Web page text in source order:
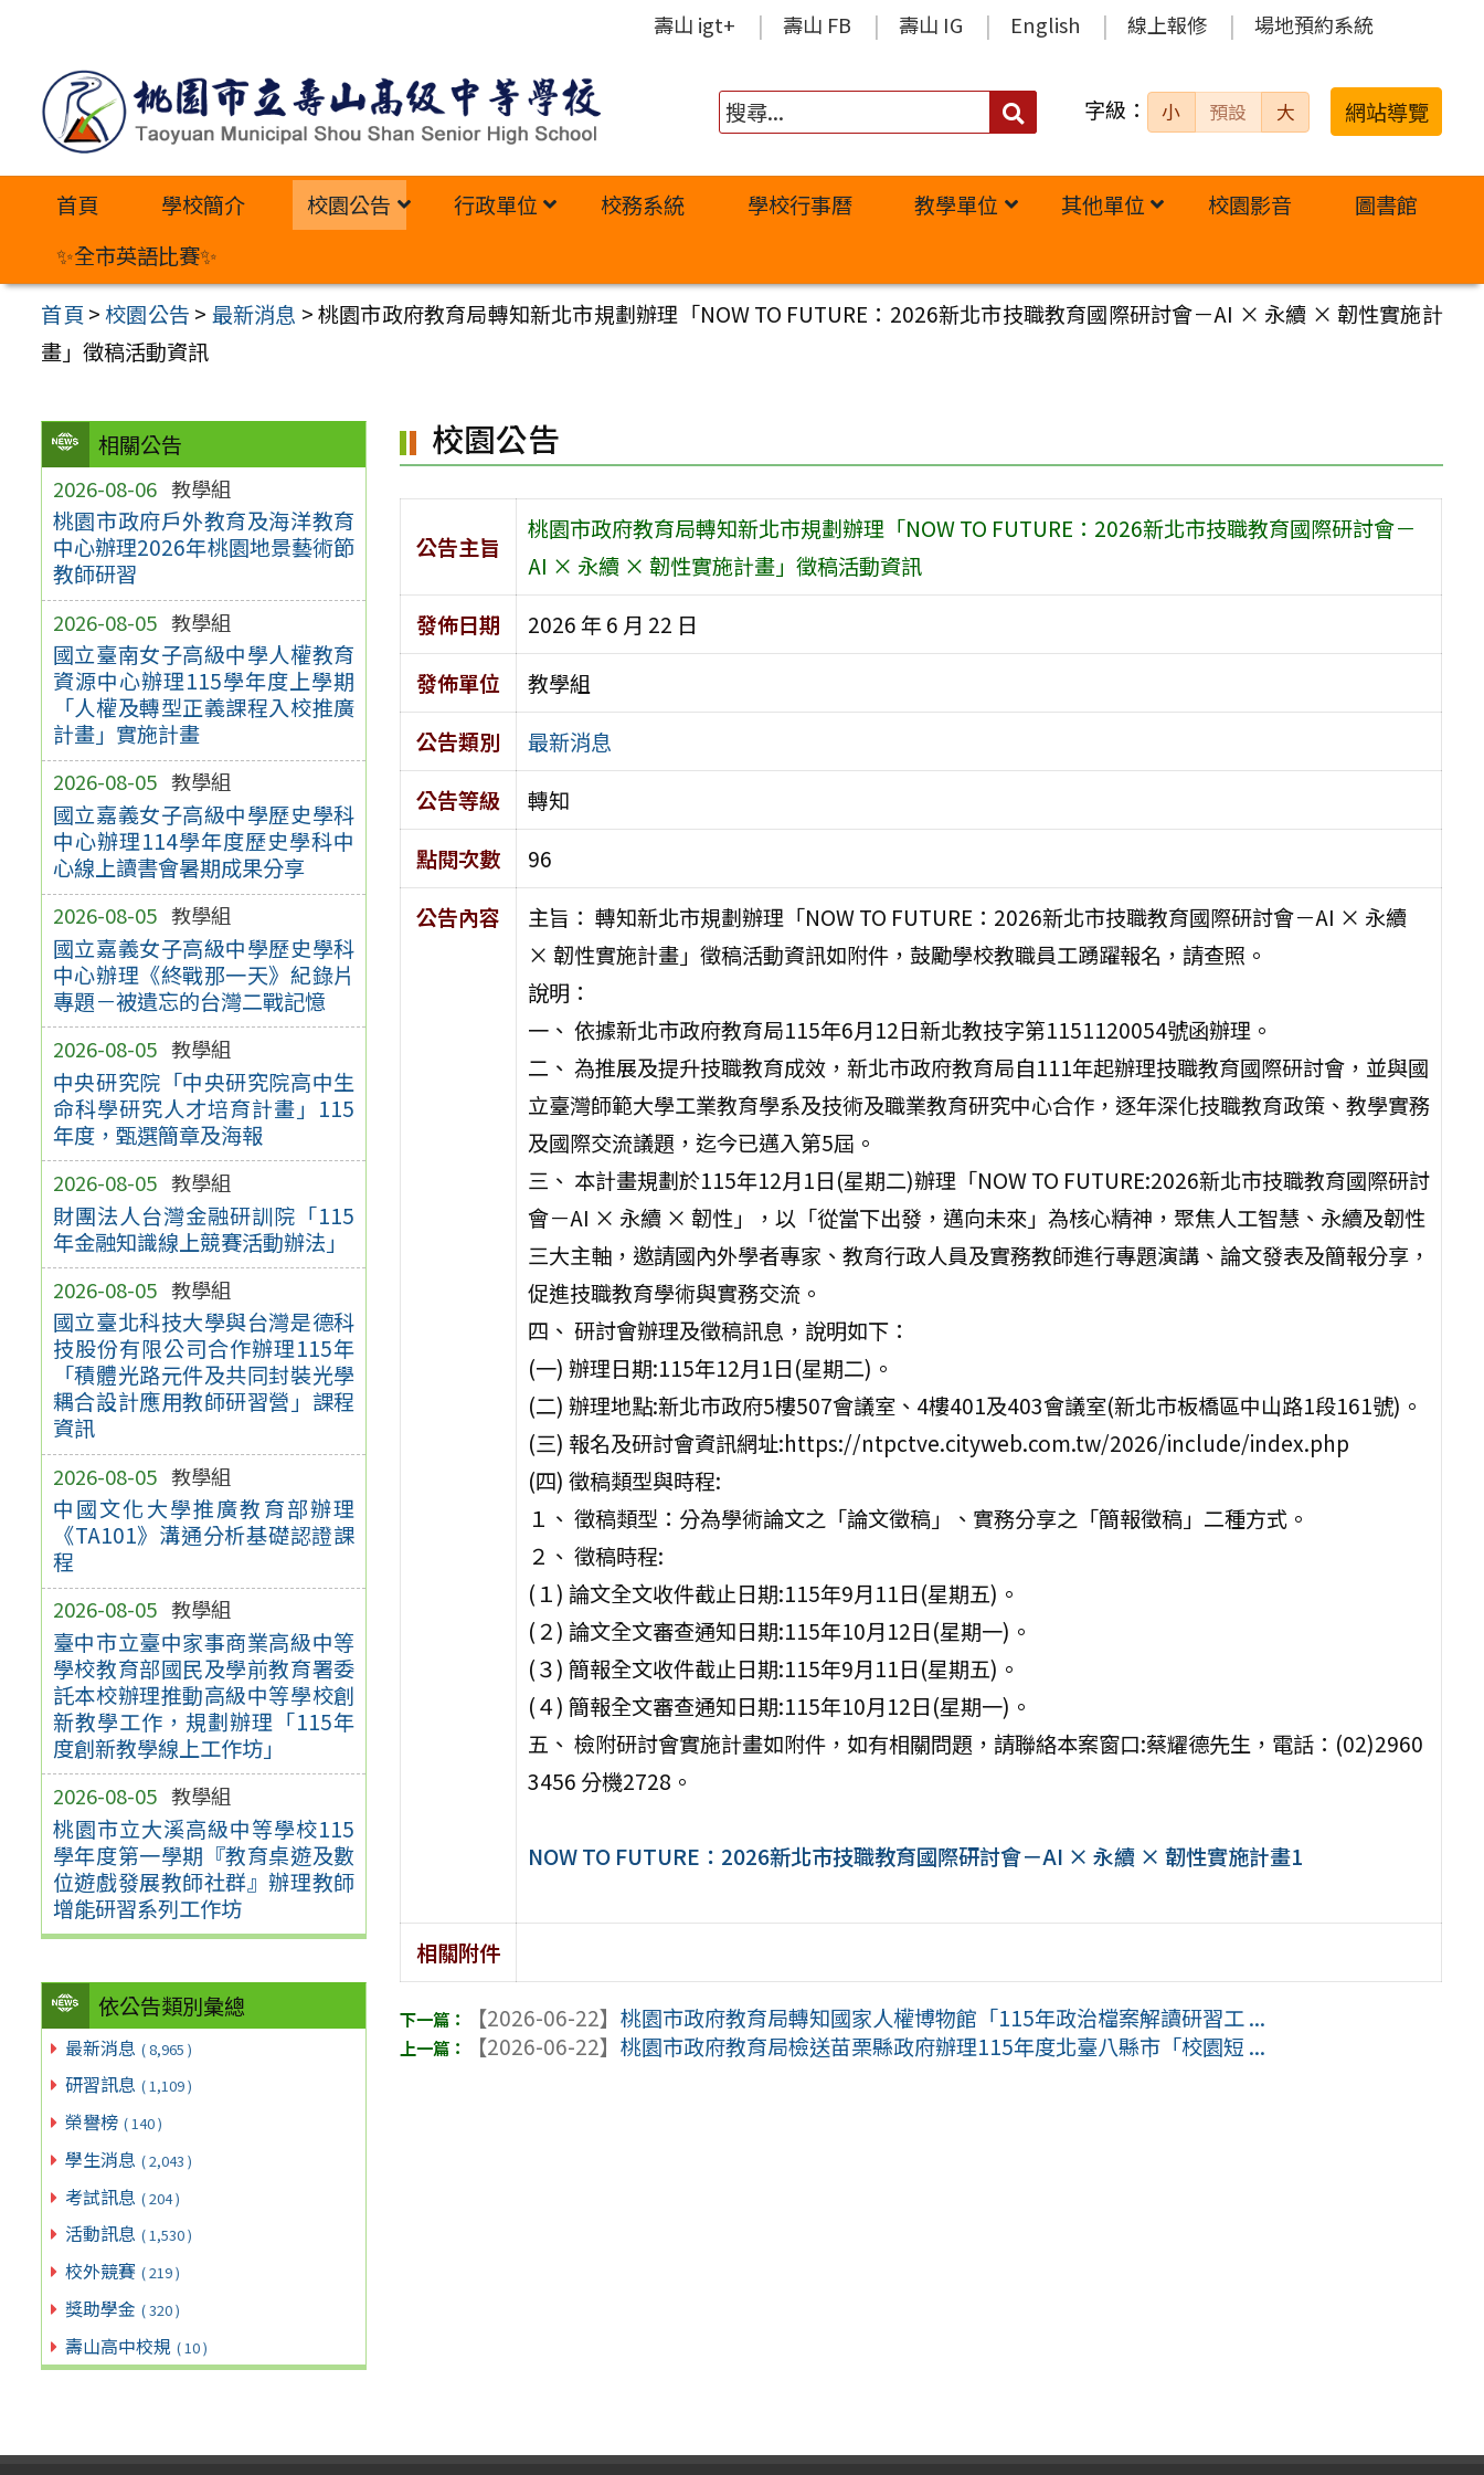
內
壽山 igt+ 壽山 FB 壽山 IG English 線上報修 場地預約系統
搜
字級： 小 預設 大 網站導覽
首頁 學校簡介 校園公告 行政單位 校務系統 學校行事曆 教學單位 其他單位 校園影音
圖書館
✨全市英語比賽✨
首頁 >校園公告 > 最新消息 >桃園市政府教育局轉知新北市規劃辦理「NOW TO FUTURE：2026新北市技職教育國際研討會－AI × 永續 × 韌性實施計
畫」徵稿活動資訊
相關公告
2026-08-06 教學組
桃園市政府戶外教育及海洋教育
中心辦理2026年桃園地景藝術節
教師研習
2026-08-05 教學組
國立臺南女子高級中學人權教育
資源中心辦理115學年度上學期
「人權及轉型正義課程入校推廣
計畫」實施計畫
2026-08-05 教學組
國立嘉義女子高級中學歷史學科
中心辦理114學年度歷史學科中
心線上讀書會暑期成果分享
2026-08-05 教學組
國立嘉義女子高級中學歷史學科
中心辦理《終戰那一天》紀錄片
專題－被遺忘的台灣二戰記憶
2026-08-05 教學組
中央研究院「中央研究院高中生
命科學研究人才培育計畫」115
年度，甄選簡章及海報
2026-08-05 教學組
財團法人台灣金融研訓院「115
年金融知識線上競賽活動辦法」
2026-08-05 教學組
國立臺北科技大學與台灣是德科
技股份有限公司合作辦理115年
「積體光路元件及共同封裝光學
耦合設計應用教師研習營」課程
資訊
2026-08-05 教學組
中國文化大學推廣教育部辦理
《TA101》溝通分析基礎認證課
程
2026-08-05 教學組
臺中市立臺中家事商業高級中等
學校教育部國民及學前教育署委
託本校辦理推動高級中等學校創
新教學工作，規劃辦理「115年
度創新教學線上工作坊」
2026-08-05 教學組
桃園市立大溪高級中等學校115
學年度第一學期『教育桌遊及數
位遊戲發展教師社群』辦理教師
增能研習系列工作坊
依公告類別彙總
最新消息 ( 8,965 )
研習訊息 ( 1,109 )
榮譽榜 ( 140 )
學生消息 ( 2,043 )
考試訊息 ( 204 )
活動訊息 ( 1,530 )
校外競賽 ( 219 )
獎助學金 ( 320 )
壽山高中校規 ( 10 )
校園公告
公告主旨
桃園市政府教育局轉知新北市規劃辦理「NOW TO FUTURE：2026新北市技職教育國際研討會－
AI × 永續 × 韌性實施計畫」徵稿活動資訊
發佈日期
2026 年 6 月 22 日
發佈單位
教學組
公告類別
最新消息
公告等級
轉知
點閱次數
96
公告內容
主旨： 轉知新北市規劃辦理「NOW TO FUTURE：2026新北市技職教育國際研討會－AI × 永續
× 韌性實施計畫」徵稿活動資訊如附件，鼓勵學校教職員工踴躍報名，請查照。
說明：
一、 依據新北市政府教育局115年6月12日新北教技字第1151120054號函辦理。
二、 為推展及提升技職教育成效，新北市政府教育局自111年起辦理技職教育國際研討會，並與國
立臺灣師範大學工業教育學系及技術及職業教育研究中心合作，逐年深化技職教育政策、教學實務
及國際交流議題，迄今已邁入第5屆。
三、 本計畫規劃於115年12月1日(星期二)辦理「NOW TO FUTURE:2026新北市技職教育國際研討
會－AI × 永續 × 韌性」，以「從當下出發，邁向未來」為核心精神，聚焦人工智慧、永續及韌性
三大主軸，邀請國內外學者專家、教育行政人員及實務教師進行專題演講、論文發表及簡報分享，
促進技職教育學術與實務交流。
四、 研討會辦理及徵稿訊息，說明如下：
(一) 辦理日期:115年12月1日(星期二)。
(二) 辦理地點:新北市政府5樓507會議室、4樓401及403會議室(新北市板橋區中山路1段161號)。
(三) 報名及研討會資訊網址:https://ntpctve.cityweb.com.tw/2026/include/index.php
(四) 徵稿類型與時程:
１、 徵稿類型：分為學術論文之「論文徵稿」、實務分享之「簡報徵稿」二種方式。
２、 徵稿時程:
(１) 論文全文收件截止日期:115年9月11日(星期五)。
(２) 論文全文審查通知日期:115年10月12日(星期一)。
(３) 簡報全文收件截止日期:115年9月11日(星期五)。
(４) 簡報全文審查通知日期:115年10月12日(星期一)。
五、 檢附研討會實施計畫如附件，如有相關問題，請聯絡本案窗口:蔡耀德先生，電話：(02)2960
3456 分機2728。
NOW TO FUTURE：2026新北市技職教育國際研討會－AI × 永續 × 韌性實施計畫1
相關附件
【2026-06-22】桃園市政府教育局轉知國家人權博物館「115年政治檔案解讀研習工 ...
【2026-06-22】桃園市政府教育局檢送苗栗縣政府辦理115年度北臺八縣市「校園短 ...